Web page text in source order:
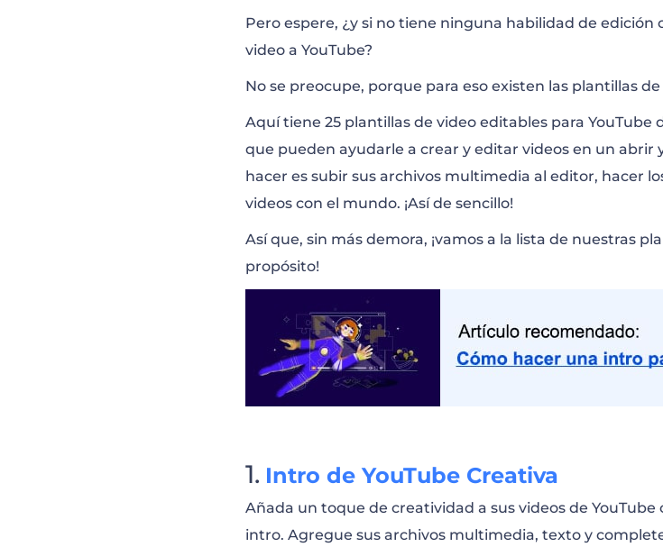
Visualizador Promocional de Álbum
Paquete de Outros de YouTube
Promoción de Canal de YouTube
Visualizador de Música de Canal de YouTube
Paquete de Escena Final de YouTube
Visualizador de Música – Bajos Profundos
Promoción de Canal de Música de YouTube
Autopromoción de Vlogger de Estilo de Vida
Pero espere, ¿y si no tiene ninguna habilidad de
video a YouTube?
No se preocupe, porque para eso existen las plantillas de
Aquí tiene 25 plantillas de video editables para YouTube
que pueden ayudarle a crear y editar videos en un abrir
hacer es subir sus archivos multimedia al editor, hacer
videos con el mundo. ¡Así de sencillo!
Así que, sin más demora, ¡vamos a la lista de nuestras
propósito!
Intro de YouTube Creativa
Añada un toque de creatividad a sus videos de
intro. Agregue sus archivos multimedia, texto y